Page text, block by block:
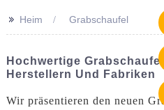
>> Heim Grabschaufel
Hochwertige
Herstellern Und Fabriken
Wir präsentieren den neuen